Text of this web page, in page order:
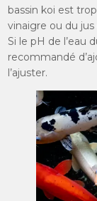
bassin koi est
vinaigre ou du jus
Si le pH de l’eau
recommandé
l’ajuster.